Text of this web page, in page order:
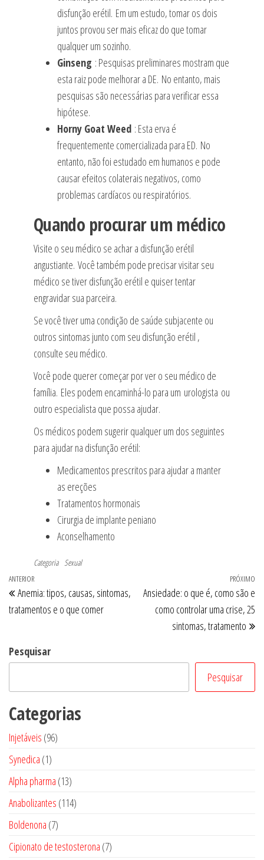
disfunção erétil. Em um estudo, tomar os dois
juntos provou ser mais eficaz do que tomar
qualquer um sozinho.
Ginseng : Pesquisas preliminares mostram que
esta raiz pode melhorar a DE. No entanto, mais
pesquisas são necessárias para verificar essa
hipótese.
Horny Goat Weed: Esta erva é
frequentemente comercializada para ED. No
entanto, não foi estudado em humanos e pode
causar efeitos colaterais negativos, como
problemas cardíacos ou respiratórios.
Quando procurar um médico
Visite o seu médico se achar a disfunção erétil
angustiante. Você também pode precisar visitar seu
médico se tiver disfunção erétil e quiser tentar
engravidar sua parceira.
Se você tiver uma condição de saúde subjacente ou
outros sintomas junto com seu disfunção erétil ,
consulte seu médico.
Você pode querer começar por ver o seu médico de
família. Eles podem encaminhá-lo para um urologista ou
outro especialista que possa ajudar.
Os médicos podem sugerir qualquer um dos seguintes
para ajudar na disfunção erétil:
Medicamentos prescritos para ajudar a manter
as ereções
Tratamentos hormonais
Cirurgia de implante peniano
Aconselhamento
Categoria Sexual
Navegação
de
Post
Post
anterior
ANTERIOR
Anemia: tipos, causas, sintomas,
tratamentos e o que comer
PRÓXIMO
Ansiedade: o que é, como são e
como controlar uma crise, 25
sintomas, tratamento
Pesquisar
Pesquisar
Categorias
Injetáveis 9696
Synedica 11
produto
Alpha pharma 1313
produtos
Anabolizantes 114114
Boldenona 77
produtos
Cipionato de testosterona 77